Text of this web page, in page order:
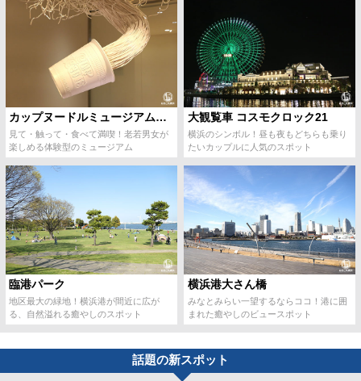
カップヌードルミュージアム横浜
見て・触って・食べて満喫！老若男女が
楽しめる体験型のミュージアム
大観覧車 コスモクロック21
横浜のシンボル！昼も夜もどちらも乗り
たいカップルに人気のスポット
臨港パーク
地区最大の緑地！横浜港が間近に広が
る、自然溢れる癒やしのスポット
横浜港大さん橋
みなとみらい一望するならココ！港に囲
まれた癒やしのビュースポット
話題の新スポット